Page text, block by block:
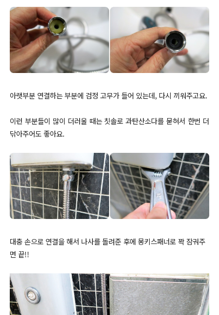
아랫부분 연결하는 부분에 검정 고무가 들어 있는데, 다시 끼워주고요.
이런 부분들이 많이 더러울 때는 칫솔로 과탄산소다를 묻혀서 한번 더
닦아주어도 좋아요.
대충 손으로 연결을 해서 나사를 돌려준 후에 몽키스패너로 꽉 잠궈주
면 끝!!